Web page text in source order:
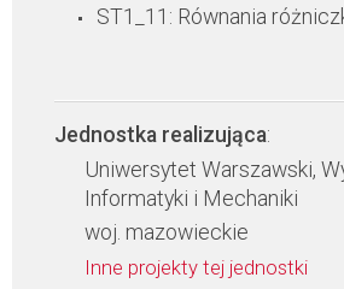
ST1_11: Równania
Jednostka realizująca:
Uniwersytet Warszawski,
Informatyki i Mechaniki
woj. mazowieckie
Inne projekty tej jednostki